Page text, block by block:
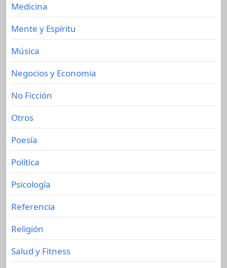
Medicina
Mente y Espíritu
Música
Negocios y Economia
No Ficción
Otros
Poesía
Política
Psicología
Referencia
Religión
Salud y Fitness